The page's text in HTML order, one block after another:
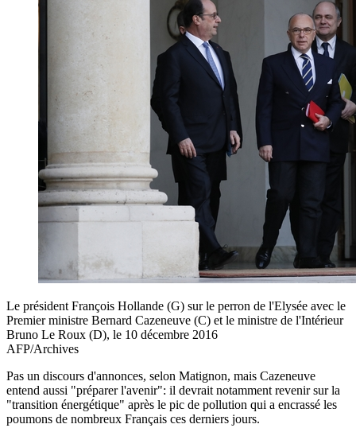
Le président François Hollande (G) sur le perron de l'Elysée avec le
Premier ministre Bernard Cazeneuve (C) et le ministre de l'Intérieur
Bruno Le Roux (D), le 10 décembre 2016
AFP/Archives
Pas un discours d'annonces, selon Matignon, mais Cazeneuve
entend aussi "préparer l'avenir": il devrait notamment revenir sur la
"transition énergétique" après le pic de pollution qui a encrassé les
poumons de nombreux Français ces derniers jours.